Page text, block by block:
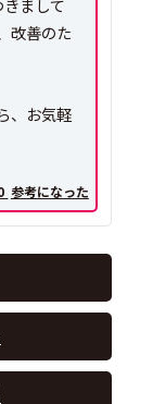
まして
改善のた
、お気軽
参考になった